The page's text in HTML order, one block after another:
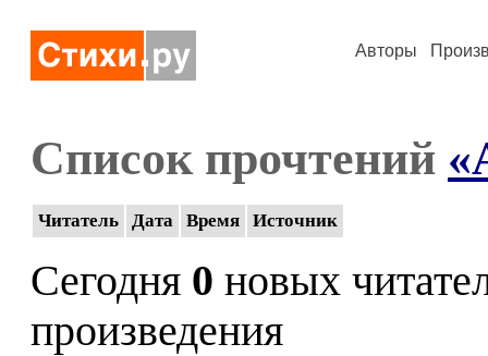
Авторы
Список прочтений
Читатель Дата Время Источник
Сегодня 0 новых
произведения